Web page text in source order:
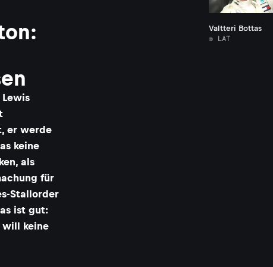
er werde
keine
als
für
Stallorder
ist gut:
will keine
Valtteri Bottas
© LAT